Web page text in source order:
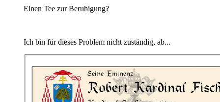
Einen Tee zur Beruhigung?
Ich bin für dieses Problem nicht zuständig, ab...